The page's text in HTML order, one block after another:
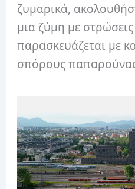
ζυμαρικά,
μια ζύμη με
παρασκευάζεται με
σπόρους